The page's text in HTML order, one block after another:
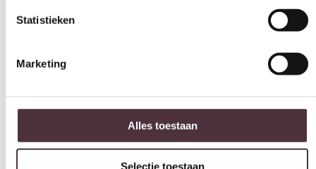
Deens ovaal
160 cm
90 cm
76 cm